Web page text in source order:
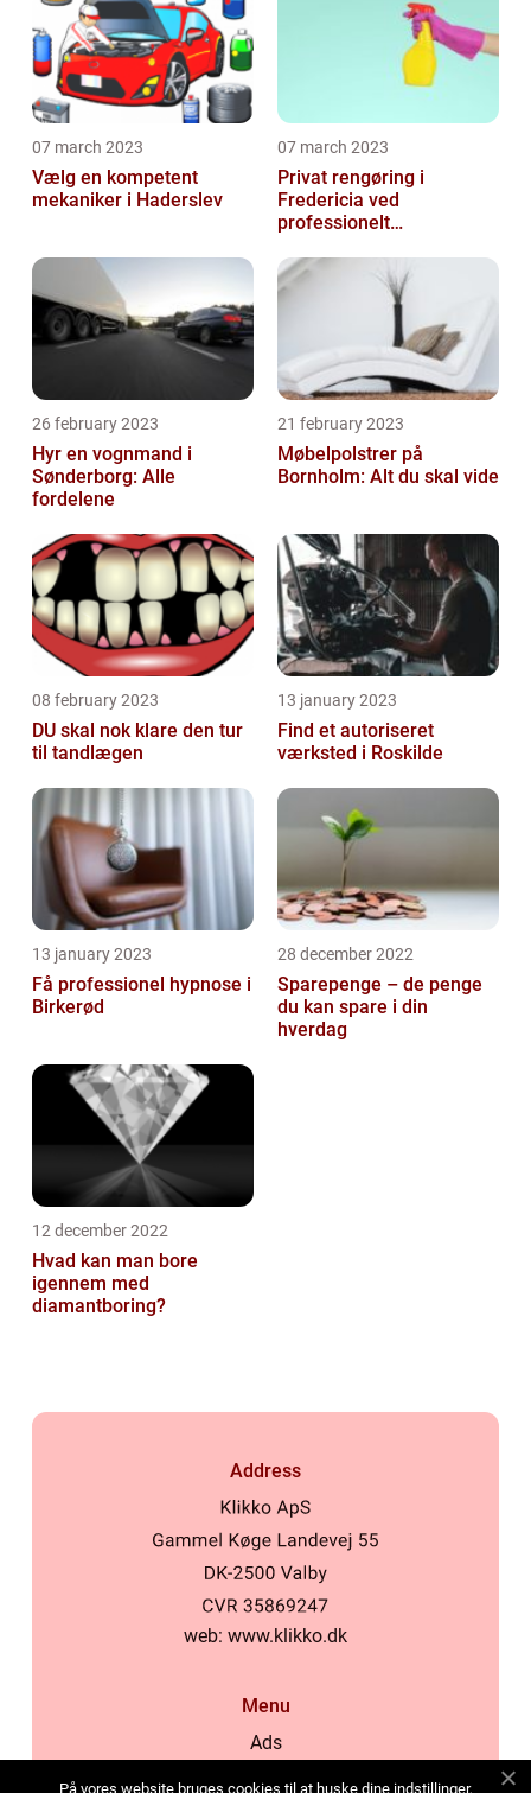
07 march 2023
Vælg en kompetent
mekaniker i Haderslev
07 march 2023
Privat rengøring i
Fredericia ved
professionelt
26 february 2023
Hyr en vognmand i
Sønderborg: Alle
fordelene
21 february 2023
Møbelpolstrer på
Bornholm: Alt du skal vide
08 february 2023
DU skal nok klare den tur
til tandlægen
13 january 2023
Find et autoriseret
værksted i Roskilde
13 january 2023
Få professionel hypnose i
Birkerød
28 december 2022
Sparepenge – de penge
du kan spare i din
hverdag
12 december 2022
Hvad kan man bore
igennem med
diamantboring?
Address
web: www.klikko.dk
Menu
Ads
På vores website bruges cookies til at huske dine indstillinger,